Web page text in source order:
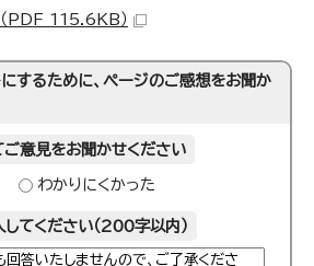
PDF 115.6KB）
にするために、ページのご感想をお聞か
意見をお聞かせください
わかりにくかった
てください（200字以内）